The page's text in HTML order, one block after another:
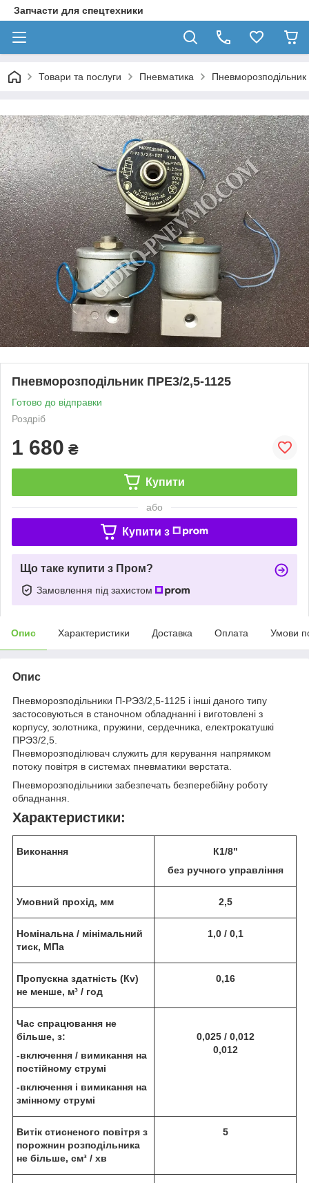
Запчасти для спецтехники
Товари та послуги Пневматика Пневморозподільник
Пневморозподільник ПРЕ3/2,5-1125
Готово до відправки
Роздріб
1 680 ₴
Купити
або
Купити з
Що таке купити з Пром?
Замовлення під захистом
Опис Характеристики Доставка Оплата Умови
Опис
Пневморозподільники П-РЭ3/2,5-1125 і інші даного типу
застосовуються в станочном обладнанні і виготовлені з
корпусу, золотника, пружини, сердечника, електрокатушкі
ПРЭ3/2,5.
Пневморозподілювач служить для керування напрямком
потоку повітря в системах пневматики верстата.
Пневморозподільники забезпечать безперебійну роботу
обладнання.
Характеристики:
Виконання
К1/8"
без ручного управління
Умовний прохід, мм 2,5
Номінальна / мінімальний
тиск, МПа
1,0 / 0,1
Пропускна здатність (Кv)
не менше, м³ / год
0,16
Час спрацювання не
більше, з:
-включення / вимикання на
постійному струмі
-включення і вимикання на
змінному струмі
0,025 / 0,012
0,012
Витік стисненого повітря з
порожнин розподільника
не більше, см³ / хв
5